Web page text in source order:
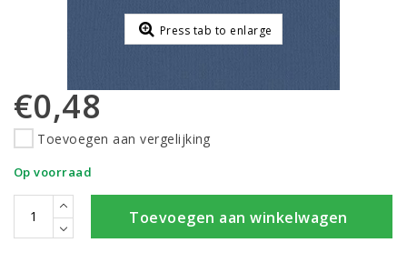
Press tab to enlarge
€0,48
Toevoegen aan vergelijking
Op voorraad
Toevoegen aan winkelwagen